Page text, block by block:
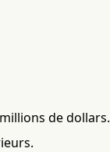
de dollars.